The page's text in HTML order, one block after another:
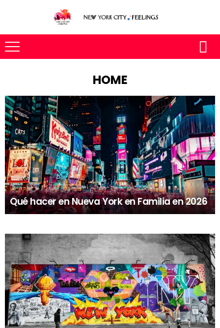
HOME
Qué hacer en Nueva York en Familia en 2026